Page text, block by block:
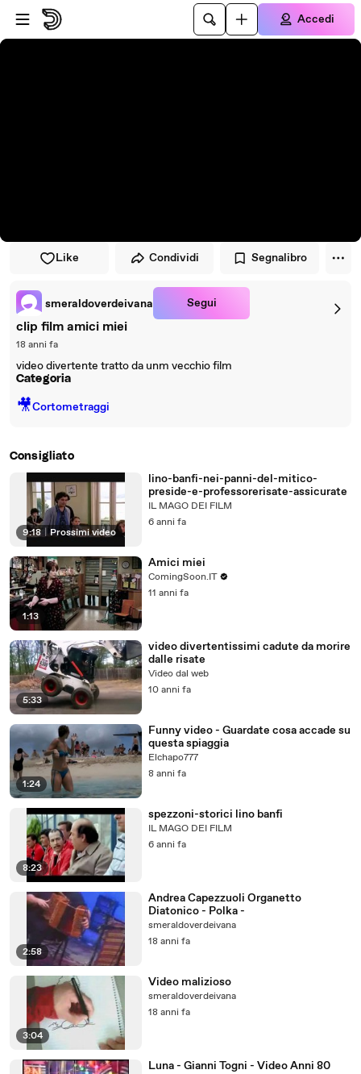
Vai al lettore
Passa al contenuto principale
Accedi
Like Condividi Segnalibro
smeraldoverdeivana Segui
clip film amici miei
18 anni fa
video divertente tratto da unm vecchio film
Categoria
🎥Cortometraggi
Consigliato
9:18 Prossimi video
lino-banfi-nei-panni-del-mitico-
preside-e-professorerisate-assicurate
IL MAGO DEI FILM
6 anni fa
1:13
Amici miei
ComingSoon.IT
11 anni fa
5:33
video divertentissimi cadute da morire
dalle risate
Video dal web
10 anni fa
1:24
Funny video - Guardate cosa accade su
questa spiaggia
Elchapo777
8 anni fa
8:23
spezzoni-storici lino banfi
IL MAGO DEI FILM
6 anni fa
2:58
Andrea Capezzuoli Organetto
Diatonico - Polka -
smeraldoverdeivana
18 anni fa
3:04
Video malizioso
smeraldoverdeivana
18 anni fa
Luna - Gianni Togni - Video Anni 80